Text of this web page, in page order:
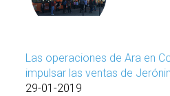
Las operaciones de Ara en
impulsar las ventas de
29-01-2019